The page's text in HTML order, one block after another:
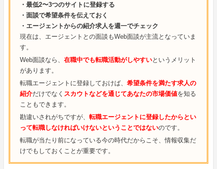
・最低2〜3つのサイトに登録する
・面談で希望条件を伝えておく
・エージェントからの紹介求人を週一でチェック
現在は、エージェントとの面談もWeb面談が主流となっていま
す。
Web面談なら、 在職中でも転職活動がしやすいというメリット
があります。
転職エージェントに登録しておけば、 希望条件を満たす求人の
紹介だけでなく スカウトなどを通じてあなたの市場価値を知る
こともできます。
勘違いされがちですが、 転職エージェントに登録したからとい
って転職しなければいけないということではないのです。
転職が当たり前になっている今の時代だからこそ、情報収集だ
けでもしておくことが重要です。